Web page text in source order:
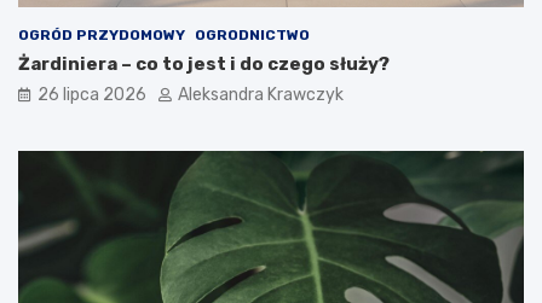
OGRÓD PRZYDOMOWY OGRODNICTWO
Żardiniera – co to jest i do czego służy?
26 lipca 2026 Aleksandra Krawczyk